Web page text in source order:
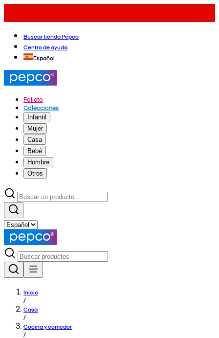
Buscar tienda Pepco
Centro de ayuda
Español
Folleto
Colecciones
Infantil
Mujer
Casa
Bebé
Hombre
Otros
Inicio
/
Casa
/
Cocina y comedor
/